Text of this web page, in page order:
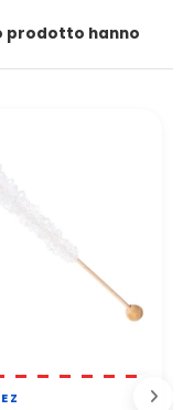
prodotto hanno